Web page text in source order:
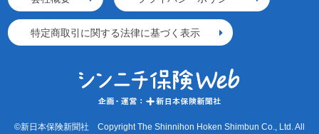
特定商取引に関する法律に基づく表示
©新日本保険新聞社 Copyright The Shinnihon Hoken Shimbun Co., Ltd. All